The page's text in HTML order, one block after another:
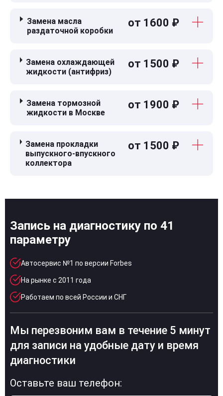
Замена масла
раздаточной коробки
от 1600 ₽
Замена охлаждающей
жидкости (антифриз)
от 1500 ₽
Замена тормозной
жидкости в Москве
от 1900 ₽
Замена прокладки
выпускного-впускного
коллектора
от 1500 ₽
Запись на диагностику по 41
параметру
Автосервис №1 по версии Forbes
На рынке с 2011 года
Работаем по всей России и СНГ
Мы перезвоним вам в течение 5 минут
для записи на удобные дату и время
диагностики
Оставьте ваш телефон: